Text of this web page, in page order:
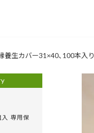
養生カバー31×40、100本入り
専用保